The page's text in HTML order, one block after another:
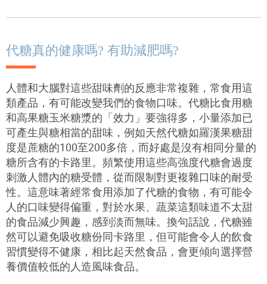
代糖真的健康嗎? 有助減肥嗎?
人體和大腦對這些甜味劑的反應非常複雜，常食用這
類產品，有可能改變我們的食物口味。代糖比食用糖
和高果糖玉米糖漿的「效力」要強得多，小量添加已
可產生與糖相當的甜味，例如天然代糖如羅漢果糖甜
度是蔗糖的100至200多倍，而好處是沒有相同分量的
糖所含有的卡路里。頻繁使用這些高強度代糖會過度
刺激人體內的糖受體，從而限制對更複雜口味的耐受
性。這意味著經常食用添加了代糖的食物，有可能令
人的口味變得偏重，對於水果、蔬菜這類味道不太甜
的食品減少興趣，感到淡而無味。換句話說，代糖雖
然可以避免吸收糖份同卡路里，但可能會令人的飲食
習慣變得不健康，相比起天然食品，會更傾向選擇營
養價值較低的人造風味食品。